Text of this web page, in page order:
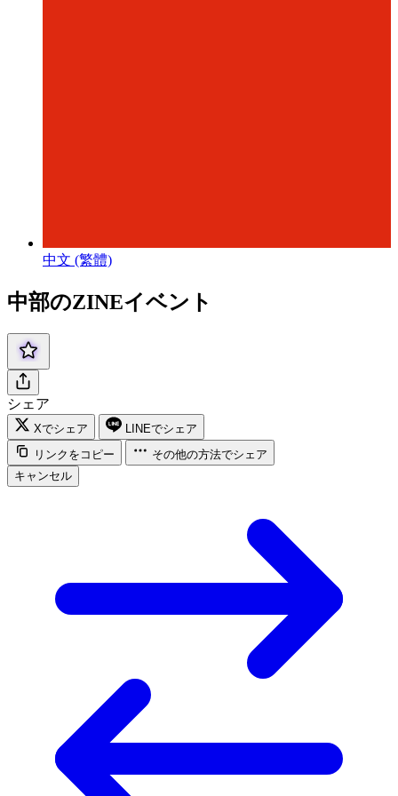
中文 (繁體)
中部のZINEイベント
シェア
Xでシェア
LINEでシェア
リンクをコピー
その他の方法でシェア
キャンセル